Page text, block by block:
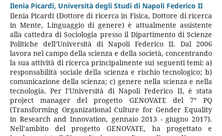
Ilenia Picardi, Università degli Studi di Napoli Federico II
Ilenia Picardi (Dottore di ricerca in Fisica, Dottore di ricerca
in Mente, Linguaggio di genere) è attualmente assistente
alla cattedra di Sociologia presso il Dipartimento di Scienze
Politiche dell’Università di Napoli Federico II. Dal 2006
lavora nel campo della scienza e della società, concentrando
la sua attività di ricerca principalmente sui seguenti temi: a)
responsabilità sociale della scienza e rischio tecnologico; b)
comunicazione della scienza; c) genere nella scienza e nella
tecnologia. Per l’Università di Napoli Federico II, è stata
project manager del progetto GENOVATE del 7° PQ
(Transforming Organizational Culture for Gender Equality
in Research and Innovation, gennaio 2013 - giugno 2017).
Nell’ambito del progetto GENOVATE, ha progettato e